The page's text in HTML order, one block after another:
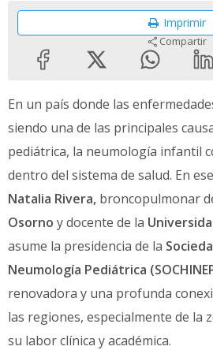
Imprimir
Compartir
En un país donde las
siendo una de las principales
pediátrica, la neumología infantil
dentro del sistema de salud. En
Natalia Rivera, broncopulmonar
Osorno y docente de la
asume la presidencia de la
Neumología Pediátrica
renovadora y una profunda
las regiones, especialmente de la
su labor clínica y académica.